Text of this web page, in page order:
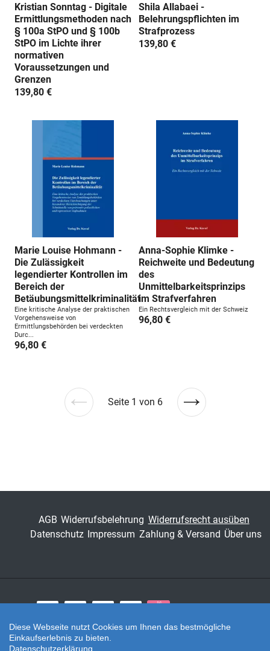
Kristian Sonntag - Digitale
Ermittlungsmethoden nach
§ 100a StPO und § 100b
StPO im Lichte ihrer
normativen
Voraussetzungen und
Grenzen
139,80 €
Shila Allabaei -
Belehrungspflichten im
Strafprozess
139,80 €
Marie Louise Hohmann -
Die Zulässigkeit
legendierter Kontrollen im
Bereich der
Betäubungsmittelkriminalität
Eine kritische Analyse der praktischen
Vorgehensweise von
Ermittlungsbehörden bei verdeckten
Durc...
96,80 €
Anna-Sophie Klimke -
Reichweite und Bedeutung
des
Unmittelbarkeitsprinzips
im Strafverfahren
Ein Rechtsvergleich mit der Schweiz
96,80 €
Vorherige
Seite 1 von 6
Nächste
AGB Widerrufsbelehrung Widerrufsrecht ausüben
Datenschutz Impressum Zahlung & Versand Über uns
Zahlungsarten
Twitter
Diese Webseite nutzt Cookies um Ihnen das bestmögliche
Einkaufserlebnis zu bieten.
Datenschutzerklärung